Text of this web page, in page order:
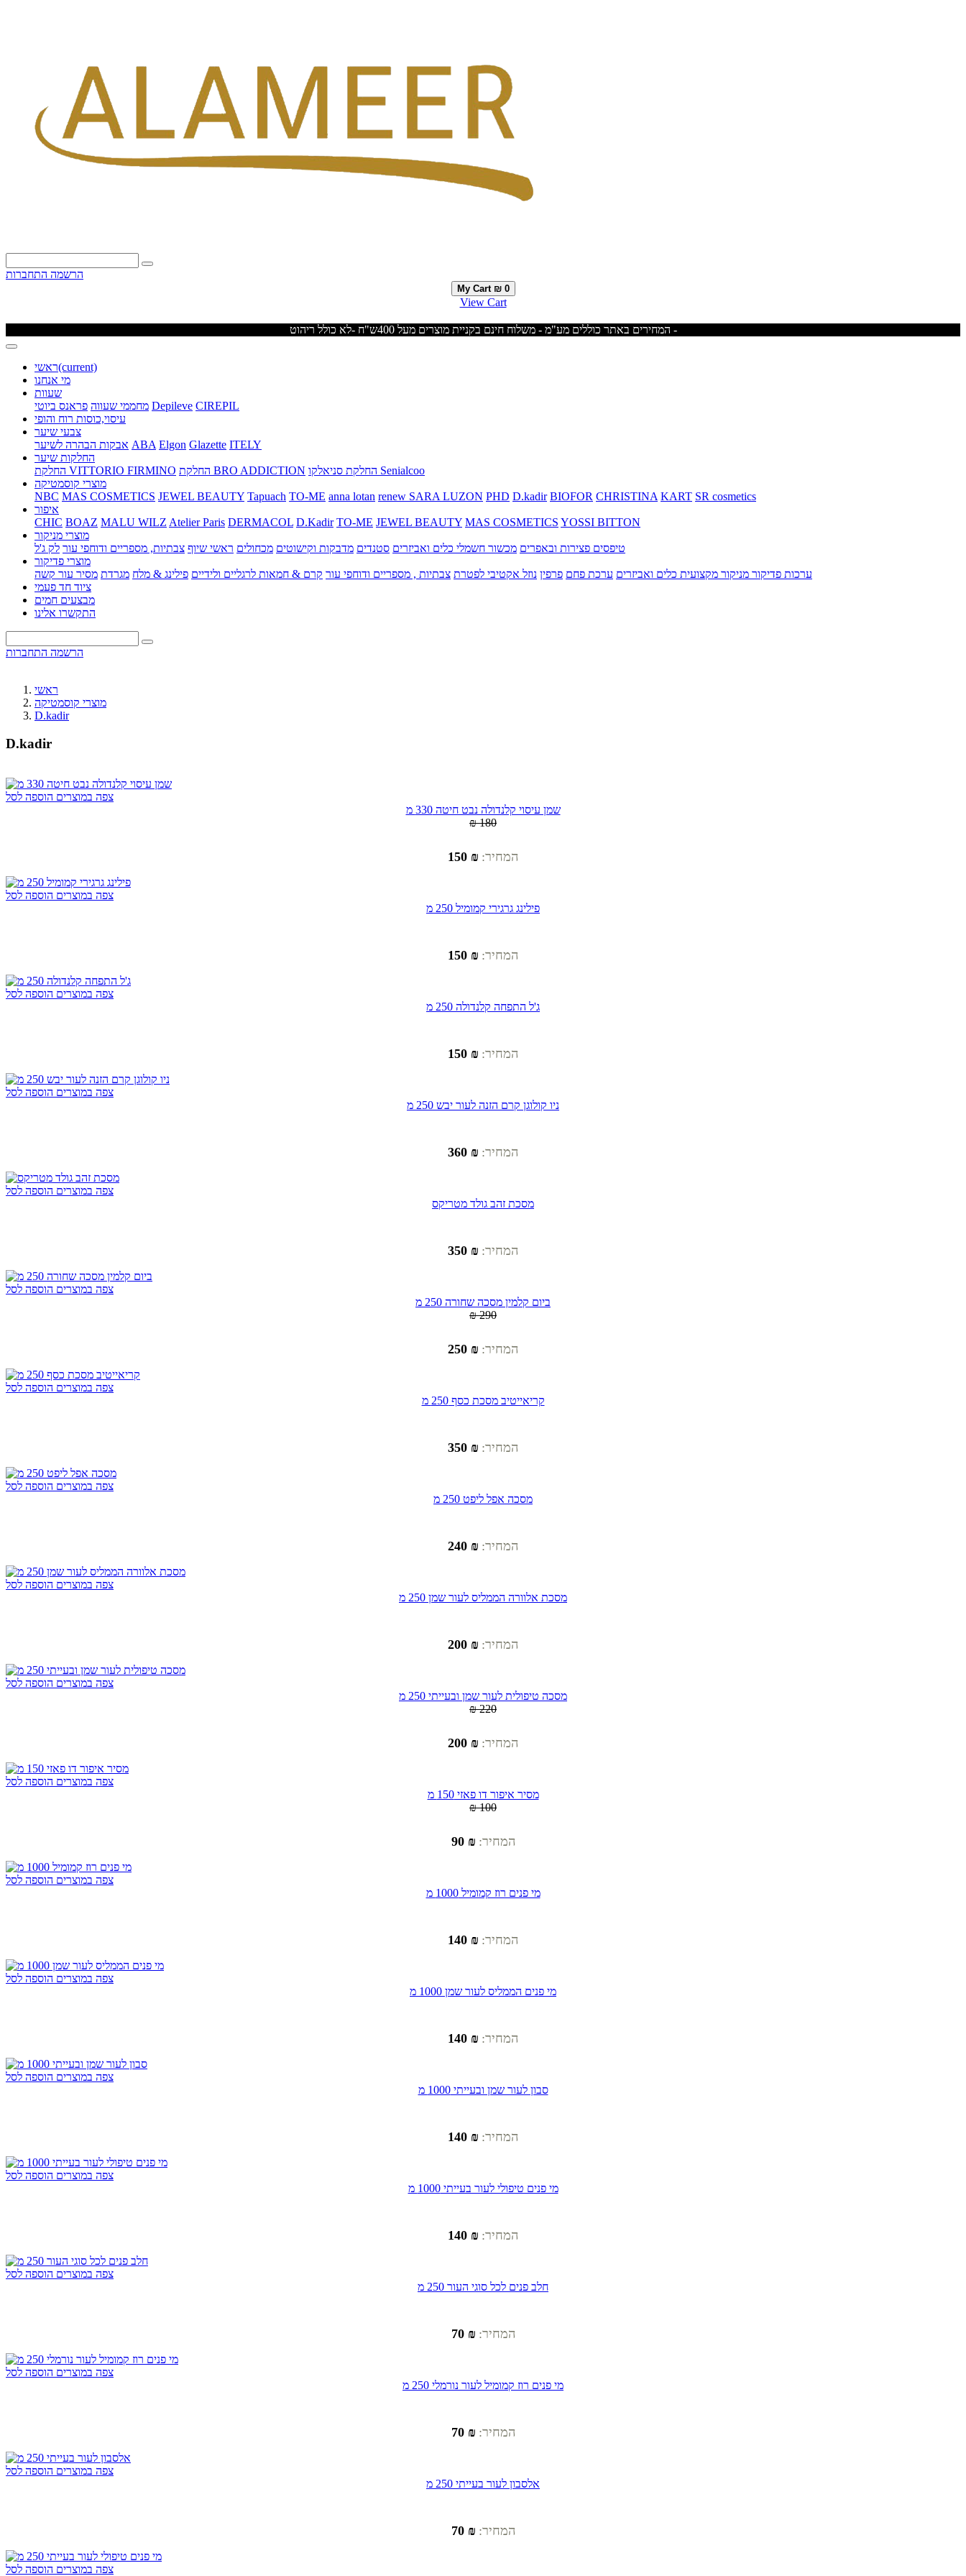
הרשמה התחברות
My Cart ₪ 0
View Cart
המחירים באתר כוללים מע"מ - משלוח חינם בקניית מוצרים מעל 400ש"ח -לא כולל ריהוט -
ראשי(current)
מי אנחנו
שעוות
מחממי שעווה פראנס ביוטי Depileve CIREPIL
עיסוי,כוסות רוח והופי
צבעי שיער
אבקות הבהרה לשיער ABA Elgon Glazette ITELY
החלקות שיער
החלקת VITTORIO FIRMINO
החלקת BRO ADDICTION
החלקת סניאלקו Senialcoo
מוצרי קוסמטיקה
NBC MAS COSMETICS JEWEL BEAUTY Tapuach TO-ME anna lotan renew SARA LUZON PHD D.kadir BIOFOR CHRISTINA KART SR cosmetics
איפור
CHIC BOAZ MALU WILZ Atelier Paris DERMACOL D.Kadir TO-ME JEWEL BEAUTY MAS COSMETICS YOSSI BITTON
מוצרי מניקור
טיפסים פצירות ובאפרים מכשור חשמלי כלים ואביזרים סטנדים מדבקות וקישוטים מכחולים ראשי שיוף צבתיות, מספריים ודוחפי עור לק ג'ל
מוצרי פדיקור
ערכות פדיקור מניקור מקצועית כלים ואביזרים ערכת פחם פרפין נוזל אקטיבי לפטרת צבתיות , מספריים ודוחפי עור קרם & חמאות לרגליים ולידיים פילינג & מלח מגרדת מסיר עור קשה
ציוד חד פעמי
מבצעים חמים
התקשרו אלינו
הרשמה התחברות
ראשי
מוצרי קוסמטיקה
D.kadir
D.kadir
צפה במוצרים הוספה לסל
שמן עיסוי קלנדולה נבט חיטה 330 מ
₪ 180
המחיר: ₪ 150
צפה במוצרים הוספה לסל
פילינג גרגירי קמומיל 250 מ
המחיר: ₪ 150
צפה במוצרים הוספה לסל
ג'ל התפחה קלנדולה 250 מ
המחיר: ₪ 150
צפה במוצרים הוספה לסל
ניו קולוגן קרם הזנה לעור יבש 250 מ
המחיר: ₪ 360
צפה במוצרים הוספה לסל
מסכת זהב גולד מטריקס
המחיר: ₪ 350
צפה במוצרים הוספה לסל
ביום קלמין מסכה שחורה 250 מ
₪ 290
המחיר: ₪ 250
צפה במוצרים הוספה לסל
קריאייטיב מסכת כסף 250 מ
המחיר: ₪ 350
צפה במוצרים הוספה לסל
מסכה אפל ליפט 250 מ
המחיר: ₪ 240
צפה במוצרים הוספה לסל
מסכת אלוורה הממליס לעור שמן 250 מ
המחיר: ₪ 200
צפה במוצרים הוספה לסל
מסכה טיפולית לעור שמן ובעייתי 250 מ
₪ 220
המחיר: ₪ 200
צפה במוצרים הוספה לסל
מסיר איפור דו פאזי 150 מ
₪ 100
המחיר: ₪ 90
צפה במוצרים הוספה לסל
מי פנים רוז קמומיל 1000 מ
המחיר: ₪ 140
צפה במוצרים הוספה לסל
מי פנים הממליס לעור שמן 1000 מ
המחיר: ₪ 140
צפה במוצרים הוספה לסל
סבון לעור שמן ובעייתי 1000 מ
המחיר: ₪ 140
צפה במוצרים הוספה לסל
מי פנים טיפולי לעור בעייתי 1000 מ
המחיר: ₪ 140
צפה במוצרים הוספה לסל
חלב פנים לכל סוגי העור 250 מ
המחיר: ₪ 70
צפה במוצרים הוספה לסל
מי פנים רוז קמומיל לעור נורמלי 250 מ
המחיר: ₪ 70
צפה במוצרים הוספה לסל
אלסבון לעור בעייתי 250 מ
המחיר: ₪ 70
צפה במוצרים הוספה לסל